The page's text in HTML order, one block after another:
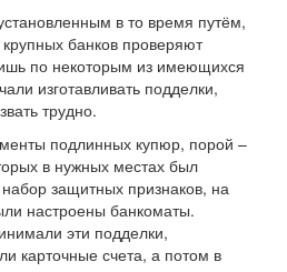
в то время путём,
банков проверяют
по некоторым из имеющихся
изготавливать подделки,
трудно.
подлинных купюр, порой –
в нужных местах был
защитных признаков, на
настроены банкоматы.
эти подделки,
карточные счета, а потом в